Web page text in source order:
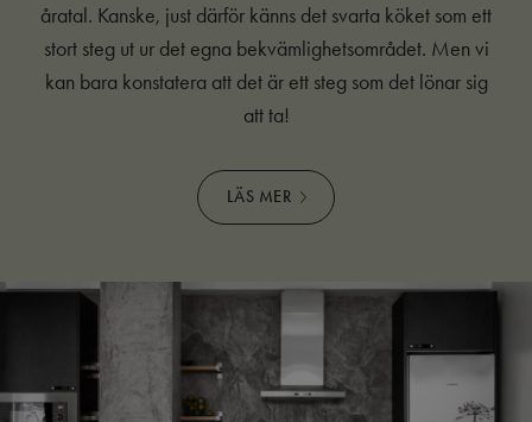
åratal. Kanske, just därför känns det svarta köket som ett
stort steg ut ur det egna bekvämlighetsområdet. Men vi
kan bara konstatera att det är ett steg som det lönar sig
att ta!
LÄS MER